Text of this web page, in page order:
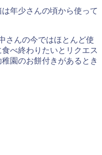
年少さんの頃から使って
さんの今ではほとんど使
べ終わりたいとリクエス
園のお餅付きがあるとき